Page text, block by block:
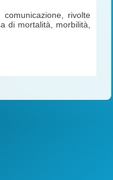
rivolte
di mortalità, morbilità,